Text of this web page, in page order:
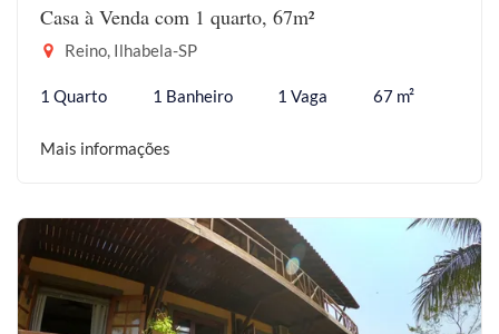
Casa à Venda com 1 quarto, 67m²
Reino, Ilhabela-SP
1 Quarto 1 Banheiro 1 Vaga 67 m²
Mais informações